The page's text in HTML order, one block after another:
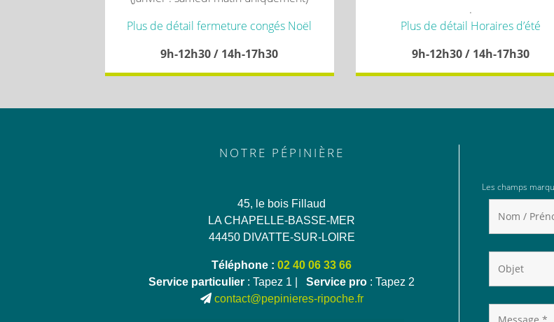
Plus de détail fermeture congés Noël
9h-12h30 / 14h-17h30
.
Plus de détail Horaires d’été
9h-12h30 / 14h-17h30
NOTRE PÉPINIÈRE
45, le bois Fillaud
LA CHAPELLE-BASSE-MER
44450 DIVATTE-SUR-LOIRE
Téléphone :02 40 06 33 66
Service particulier : Tapez 1 | Service pro : Tapez 2
contact@pepinieres-ripoche.fr
Les champs